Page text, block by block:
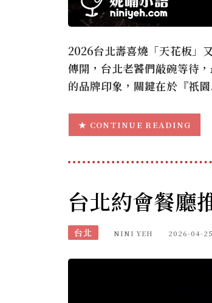
2026台北壽喜燒「天花板」
傳開，台北老饕們敲碗等待
的品牌印象，關鍵在於『祇
CONTINUE READING
台北約會餐廳
台北 NINI YEH 2026-04-25